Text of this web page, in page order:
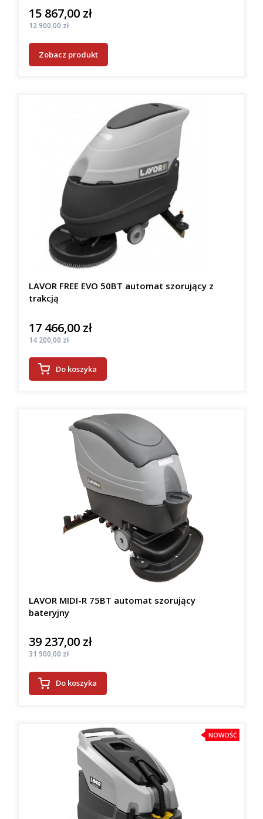
Cena
15 867,00 zł
Cena
12 900,00 zł
Zobacz produkt
LAVOR FREE EVO 50BT automat szorujący z
trakcją
Cena
17 466,00 zł
Cena
14 200,00 zł
Do koszyka
LAVOR MIDI-R 75BT automat szorujący
bateryjny
Cena
39 237,00 zł
Cena
31 900,00 zł
Do koszyka
NOWOŚĆ